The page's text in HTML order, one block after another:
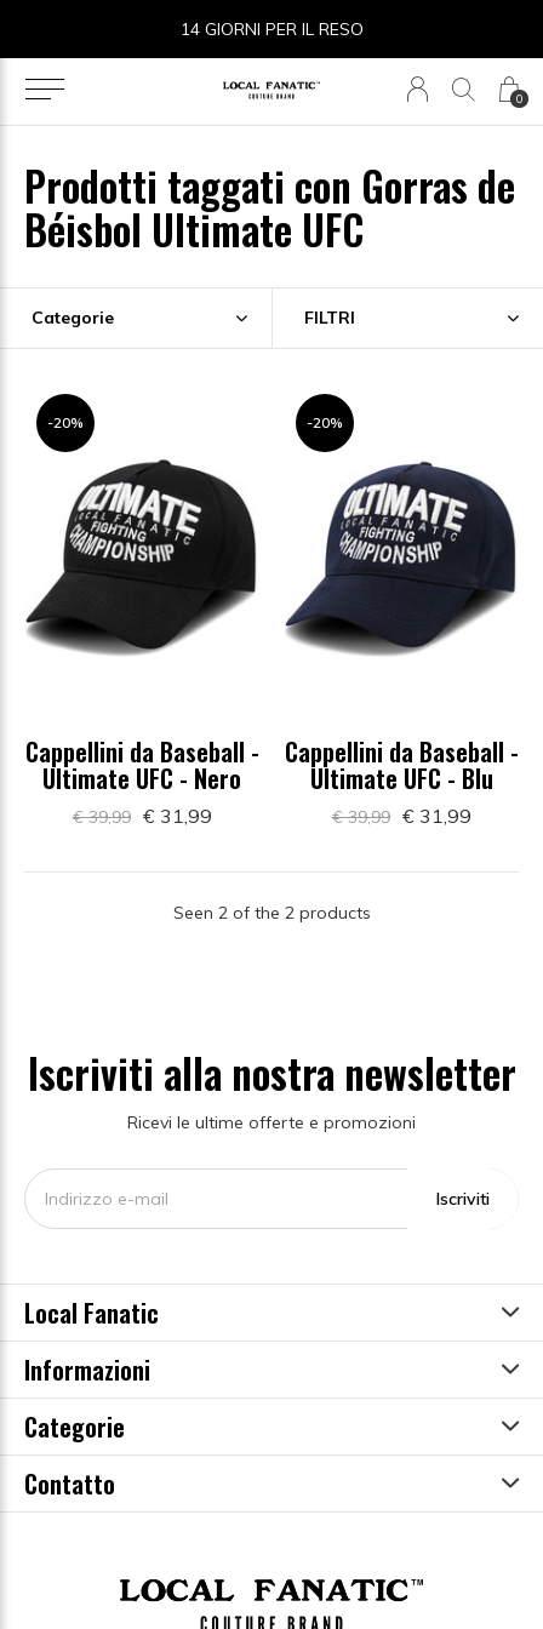
0
14 GIORNI PER IL RESO
Prodotti taggati con Gorras de
Béisbol Ultimate UFC
Categorie FILTRI
-20%
Cappellini da Baseball -
Ultimate UFC - Nero
€ 39,99 € 31,99
-20%
Cappellini da Baseball -
Ultimate UFC - Blu
€ 39,99 € 31,99
Seen 2 of the 2 products
Iscriviti alla nostra newsletter
Ricevi le ultime offerte e promozioni
Iscriviti
Local Fanatic
Informazioni
Categorie
Contatto